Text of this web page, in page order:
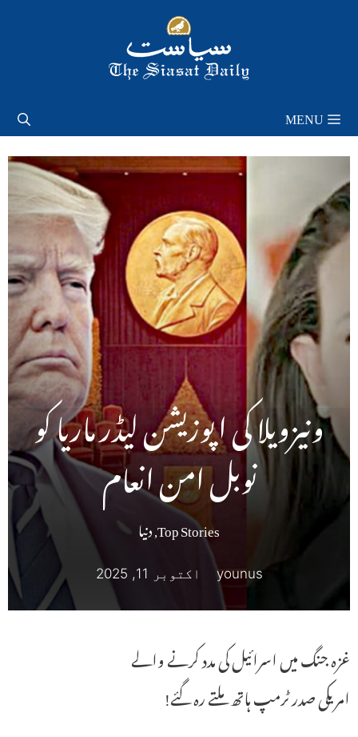
MENU
ونیزویلا کی اپوزیشن لیڈر ماریا کو
نوبل امن انعام
Top Stories
,دنیا
younus اکتوبر 11, 2025
غزہ جنگ میں اسرائیل کی مدد کرنے والے
امریکی صدر ٹرمپ ہاتھ ملتے رہ گئے!